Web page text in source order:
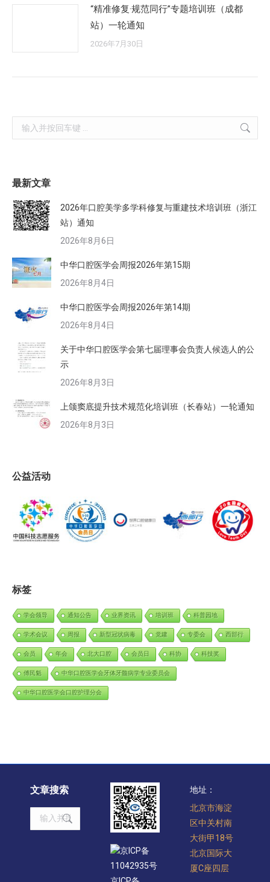
“精准修复·规范同行”专题培训班（成都
站）一轮通知
2026年7月30日
Search:
最新文章
2026年口腔美学多学科修复与重建技术培训班（浙江
站）通知
2026年8月6日
中华口腔医学会周报2026年第15期
2026年8月4日
中华口腔医学会周报2026年第14期
2026年8月4日
关于中华口腔医学会第七届理事会负责人候选人的公
示
2026年8月3日
上颌窦底提升技术规范化培训班（长春站）一轮通知
2026年8月3日
公益活动
标签
学会领导 通知公告 业界资讯 培训班 科普园地
学术会议 周报 新型冠状病毒 党建 专委会 西部行
会员 年会 北大口腔 会员日 科协 科技奖
傅民魁 中华口腔医学会牙体牙髓病学专业委员会
中华口腔医学会口腔护理分会
文章搜索
Search:
京ICP备
11042935号
地址：
北京市海淀
区中关村南
大街甲18号
北京国际大
厦C座四层